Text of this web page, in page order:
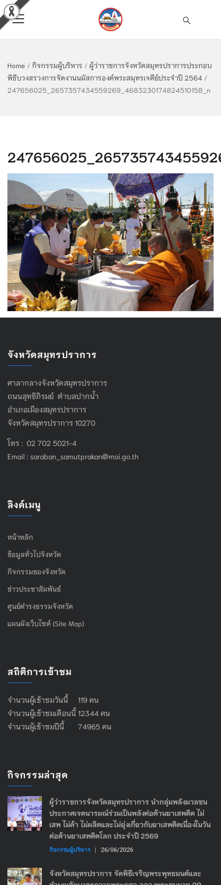
Home / กิจกรรมผู้บริหาร / ผู้ว่าราชการจังหวัดสมุทรปราการประกอบ
พิธีบวงสรวงการจัดงานนมัสการองค์พระสมุทรเจดีย์ประจำปี 2564 /
247656025_2657357434559269_4683230174824510158_n
จังหวัดสมุทรปราการ
ศาลากลางจังหวัดสมุทรปราการ
ถนนสุทธิภิรมย์ ตำบลปากน้ำ
อำเภอเมืองสมุทรปราการ
จังหวัดสมุทรปราการ 10270
โทร : 02 702 5021-4
Email : saraban_samutprakan@moi.go.th
ลิงค์เมนู
หน้าหลัก
ข้อมูลทั่วไปจังหวัด
กิจกรรมของจังหวัด
ข่าวประชาสัมพันธ์
ศูนย์ดำรงธรรมจังหวัด
แผนผังเว็บไซต์ (Site Map)
สถิติการเข้าชม
จำนวนผู้เข้าชมวันนี้ 119 คน
จำนวนผู้เข้าชมเดือนนี้ 12344 คน
จำนวนผู้เข้าชมปีนี้ 74965 คน
กิจกรรมล่าสุด
ผู้ว่าราชการจังหวัดสมุทรปราการ นำกลุ่มพลังมวลชน
ประกาศเจตนารมณ์ร่วมเป็นพลังต่อต้านยาเสพติด ไม่
เสพ ไม่ค้า ไม่ผลิตและไม่ยุ่งเกี่ยวกับยาเสพติดเนื่องในวัน
ต่อต้านยาเสพติดโลก ประจำปี 2569
กิจกรรมผู้บริหาร | 26/06/2026
จังหวัดสมุทรปราการ จัดพิธีเจริญพระพุทธมนต์และ